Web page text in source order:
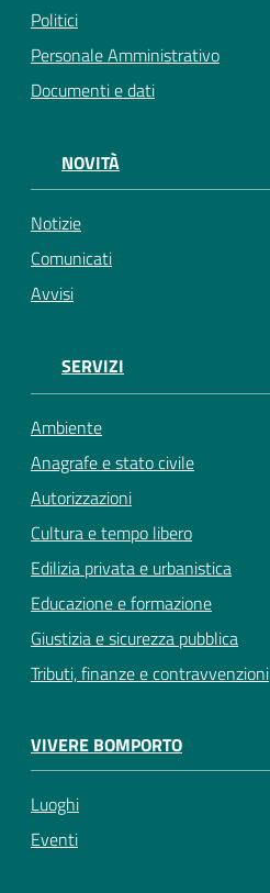
Politici
Personale Amministrativo
Documenti e dati
NOVITÀ
Notizie
Comunicati
Avvisi
SERVIZI
Ambiente
Anagrafe e stato civile
Autorizzazioni
Cultura e tempo libero
Edilizia privata e urbanistica
Educazione e formazione
Giustizia e sicurezza pubblica
Tributi, finanze e contravvenzioni
VIVERE BOMPORTO
Luoghi
Eventi